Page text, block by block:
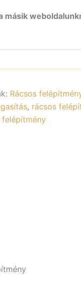
Rácsos
, rácsos